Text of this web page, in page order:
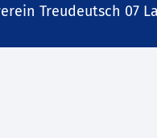
Treudeutsch 07